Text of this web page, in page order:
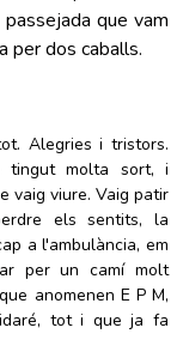
que vam
per dos caballs.
Alegries i tristors.
tingut molta sort, i
vaig viure. Vaig patir
els sentits, la
a l'ambulància, em
per un camí molt
anomenen E P M,
tot i que ja fa